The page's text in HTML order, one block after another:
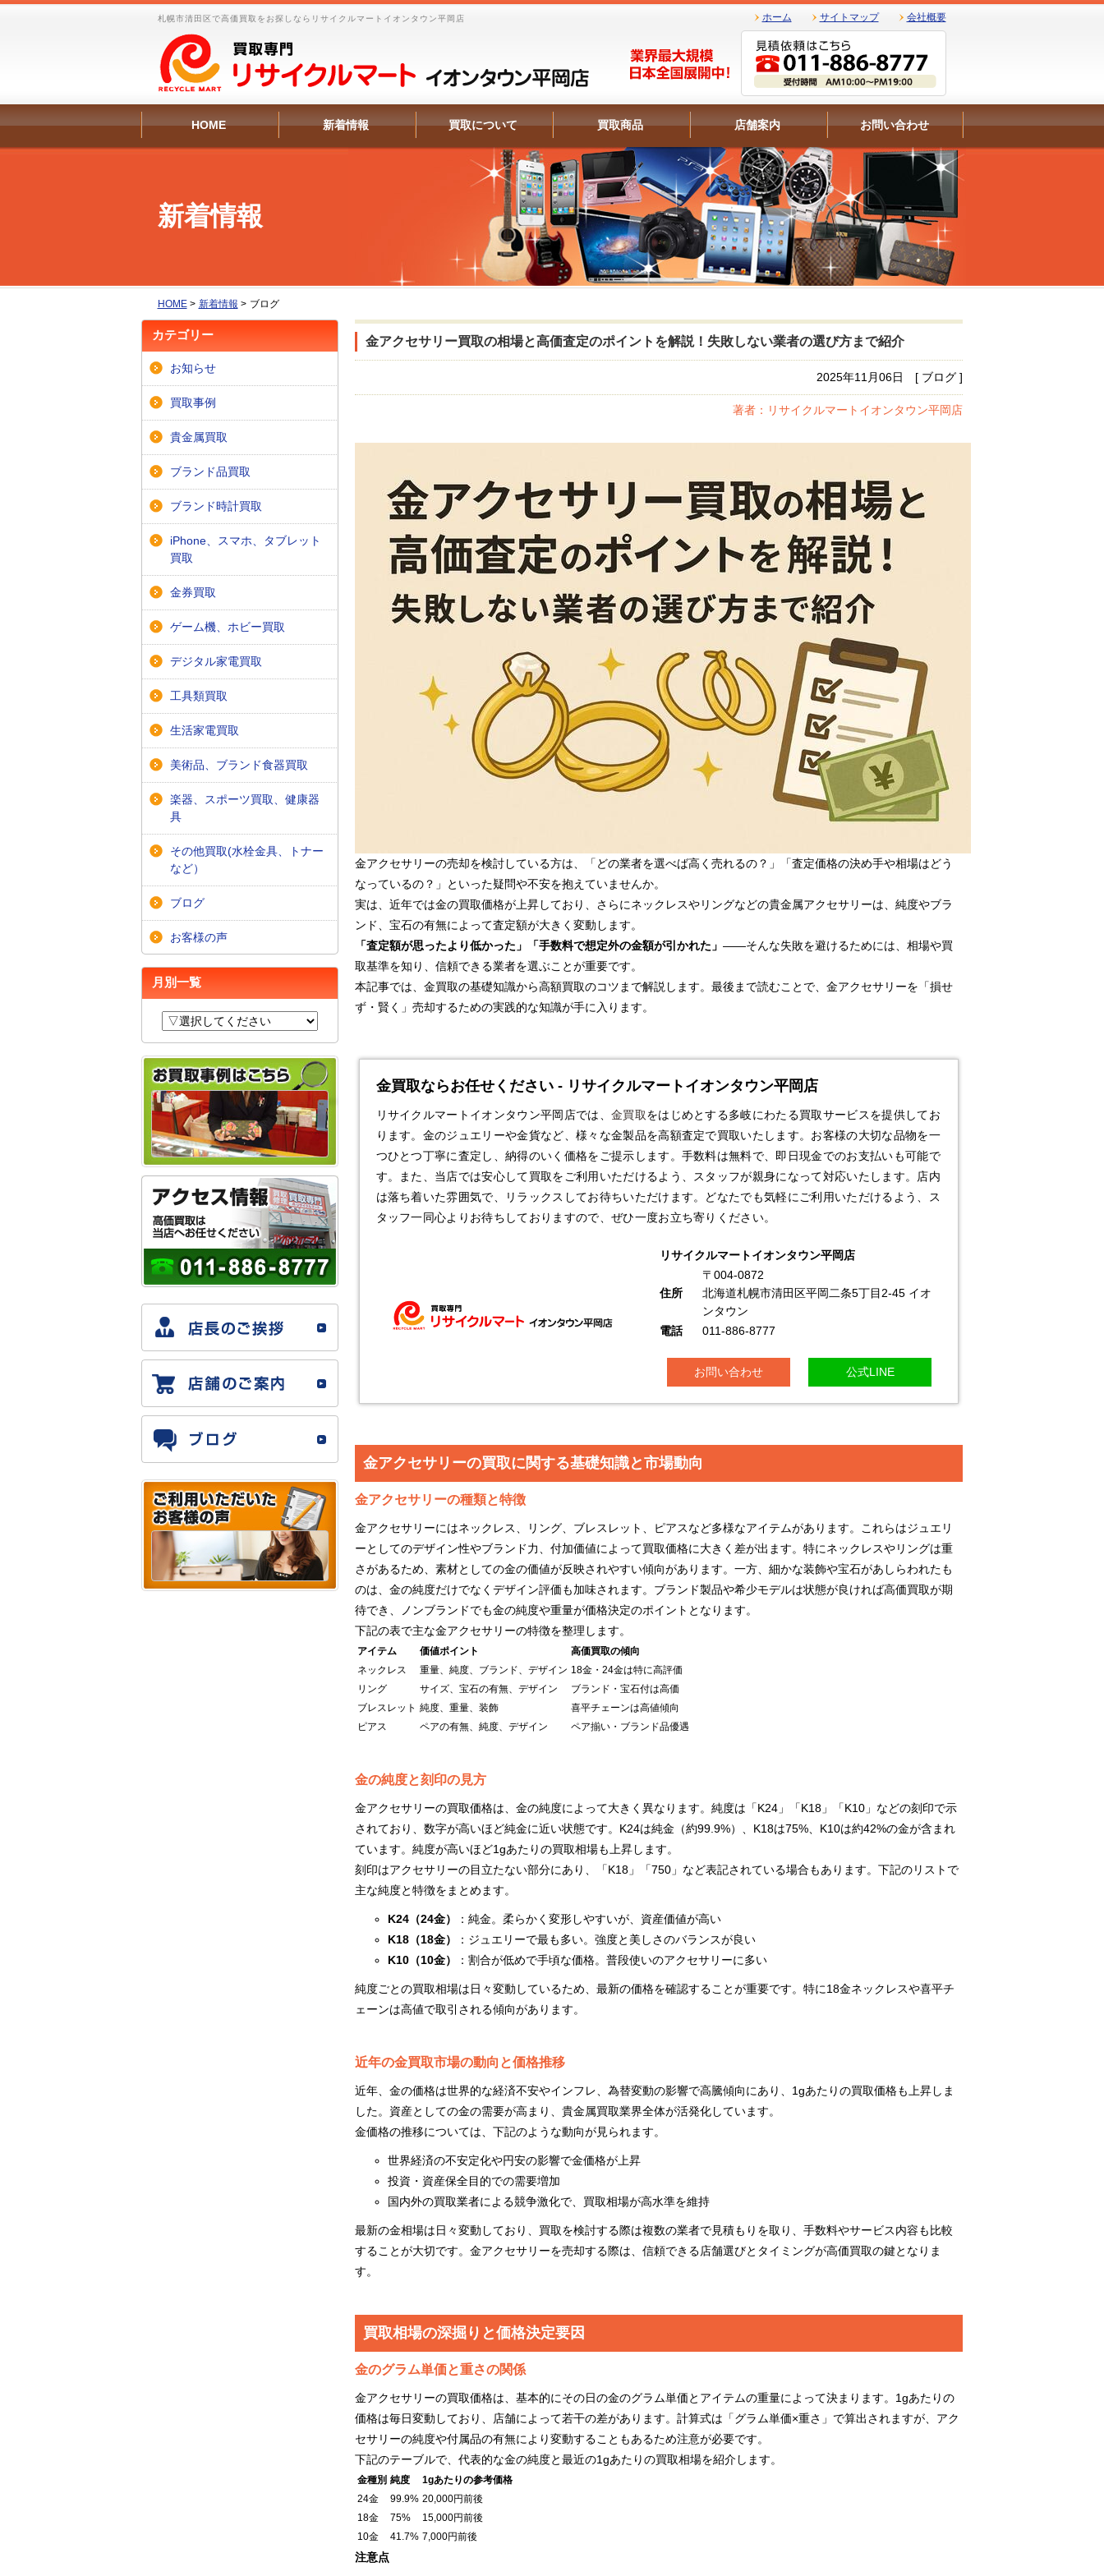
札幌市清田区で高価買取をお探しならリサイクルマートイオンタウン平岡店 ホーム サイトマップ 会社概要
HOME 新着情報 買取について 買取商品 店舗案内 お問い合わせ
新着情報
HOME> 新着情報 > ブログ
金アクセサリー買取の相場と高価査定のポイントを解説！失敗しない業者の選び方まで紹介
2025年11月06日 [ ブログ ]
著者：リサイクルマートイオンタウン平岡店
金アクセサリーの売却を検討している方は、「どの業者を選べば高く売れるの？」「査定価格の決め手や相場はどう
なっているの？」といった疑問や不安を抱えていませんか。
実は、近年では金の買取価格が上昇しており、さらにネックレスやリングなどの貴金属アクセサリーは、純度やブラ
ンド、宝石の有無によって査定額が大きく変動します。
「査定額が思ったより低かった」「手数料で想定外の金額が引かれた」 ――そんな失敗を避けるためには、相場や買
取基準を知り、信頼できる業者を選ぶことが重要です。
本記事では、金買取の基礎知識から高額買取のコツまで解説します。最後まで読むことで、金アクセサリーを「損せ
ず・賢く」売却するための実践的な知識が手に入ります。
金買取ならお任せください - リサイクルマートイオンタウン平岡店
リサイクルマートイオンタウン平岡店では、 金買取をはじめとする多岐にわたる買取サービスを提供してお
ります。金のジュエリーや金貨など、様々な金製品を高額査定で買取いたします。お客様の大切な品物を一
つひとつ丁寧に査定し、納得のいく価格をご提示します。手数料は無料で、即日現金でのお支払いも可能で
す。また、当店では安心して買取をご利用いただけるよう、スタッフが親身になって対応いたします。店内
は落ち着いた雰囲気で、リラックスしてお待ちいただけます。どなたでも気軽にご利用いただけるよう、ス
タッフ一同心よりお待ちしておりますので、ぜひ一度お立ち寄りください。
リサイクルマートイオンタウン平岡店
住所
〒004-0872
北海道札幌市清田区平岡二条5丁目2-45 イオ
ンタウン
電話
011-886-8777
お問い合わせ 公式LINE
金アクセサリーの買取に関する基礎知識と市場動向
金アクセサリーの種類と特徴
金アクセサリーにはネックレス、リング、ブレスレット、ピアスなど多様なアイテムがあります。これらはジュエリ
ーとしてのデザイン性やブランド力、付加価値によって買取価格に大きく差が出ます。特にネックレスやリングは重
さがあるため、素材としての金の価値が反映されやすい傾向があります。一方、細かな装飾や宝石があしらわれたも
のは、金の純度だけでなくデザイン評価も加味されます。ブランド製品や希少モデルは状態が良ければ高価買取が期
待でき、ノンブランドでも金の純度や重量が価格決定のポイントとなります。
下記の表で主な金アクセサリーの特徴を整理します。
アイテム 価値ポイント
高価買取の傾向
ネックレス
重量、純度、ブランド、デザイン 18金・24金は特に高評価
リング
サイズ、宝石の有無、デザイン
ブランド・宝石付は高価
ブレスレット 純度、重量、装飾
喜平チェーンは高値傾向
ピアス
ペアの有無、純度、デザイン ペア揃い・ブランド品優遇
金の純度と刻印の見方
金アクセサリーの買取価格は、金の純度によって大きく異なります。純度は「K24」「K18」「K10」などの刻印で示
されており、数字が高いほど純金に近い状態です。K24は純金（約99.9%）、K18は75%、K10は約42%の金が含まれ
ています。純度が高いほど1gあたりの買取相場も上昇します。
刻印はアクセサリーの目立たない部分にあり、「K18」「750」など表記されている場合もあります。下記のリストで
主な純度と特徴をまとめます。
K24（24金）
：純金。柔らかく変形しやすいが、資産価値が高い
K18（18金）
：ジュエリーで最も多い。強度と美しさのバランスが良い
K10（10金）
：割合が低めで手頃な価格。普段使いのアクセサリーに多い
純度ごとの買取相場は日々変動しているため、最新の価格を確認することが重要です。特に18金ネックレスや喜平チ
ェーンは高値で取引される傾向があります。
近年の金買取市場の動向と価格推移
近年、金の価格は世界的な経済不安やインフレ、為替変動の影響で高騰傾向にあり、1gあたりの買取価格も上昇しま
した。資産としての金の需要が高まり、貴金属買取業界全体が活発化しています。
金価格の推移については、下記のような動向が見られます。
世界経済の不安定化や円安の影響で金価格が上昇
投資・資産保全目的での需要増加
国内外の買取業者による競争激化で、買取相場が高水準を維持
最新の金相場は日々変動しており、買取を検討する際は複数の業者で見積もりを取り、手数料やサービス内容も比較
することが大切です。金アクセサリーを売却する際は、信頼できる店舗選びとタイミングが高価買取の鍵となりま
す。
買取相場の深掘りと価格決定要因
金のグラム単価と重さの関係
金アクセサリーの買取価格は、基本的にその日の金のグラム単価とアイテムの重量によって決まります。1gあたりの
価格は毎日変動しており、店舗によって若干の差があります。計算式は「グラム単価×重さ」で算出されますが、アク
セサリーの純度や付属品の有無により変動することもあるため注意が必要です。
下記のテーブルで、代表的な金の純度と最近の1gあたりの買取相場を紹介します。
金種別 純度
1gあたりの参考価格
24金
99.9% 20,000円前後
18金
75%
15,000円前後
10金
41.7% 7,000円前後
注意点
カテゴリー
お知らせ
買取事例
貴金属買取
ブランド品買取
ブランド時計買取
iPhone、スマホ、タブレット
買取
金券買取
ゲーム機、ホビー買取
デジタル家電買取
工具類買取
生活家電買取
美術品、ブランド食器買取
楽器、スポーツ買取、健康器
具
その他買取(水栓金具、トナー
など）
ブログ
お客様の声
月別一覧